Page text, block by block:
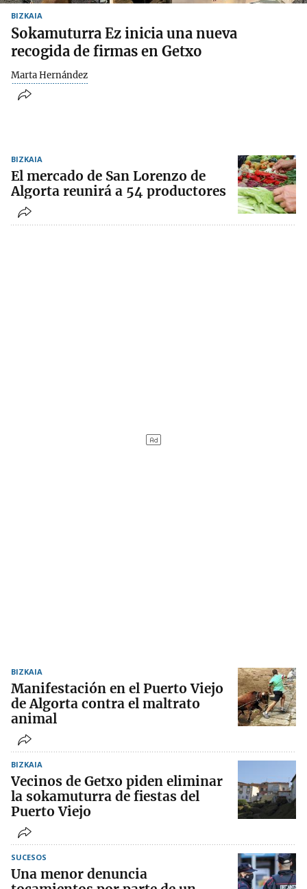
BIZKAIA
Sokamuturra Ez inicia una nueva
recogida de firmas en Getxo
Marta Hernández
BIZKAIA
El mercado de San Lorenzo de
Algorta reunirá a 54 productores
BIZKAIA
Manifestación en el Puerto Viejo
de Algorta contra el maltrato
animal
BIZKAIA
Vecinos de Getxo piden eliminar
la sokamuturra de fiestas del
Puerto Viejo
SUCESOS
Una menor denuncia